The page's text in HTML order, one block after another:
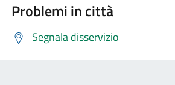
Problemi in città
Segnala disservizio